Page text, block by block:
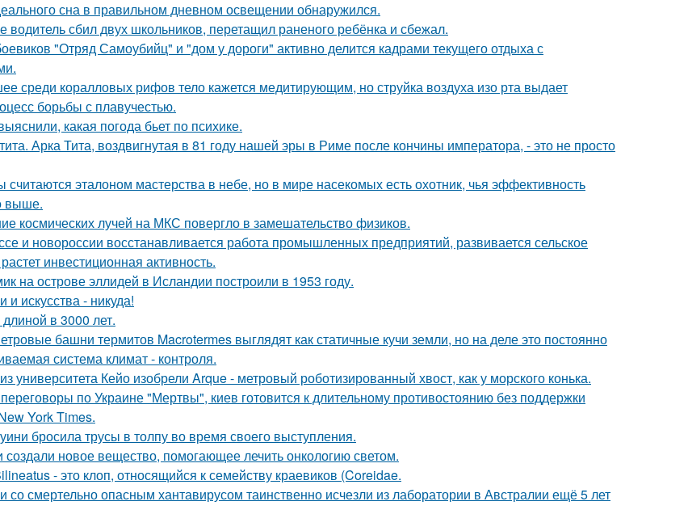
сна в правильном дневном освещении обнаружился.
водитель сбил двух школьников, перетащил раненого ребёнка и сбежал.
"Отряд Самоубийц" и "дом у дороги" активно делится кадрами текущего отдыха с
среди коралловых рифов тело кажется медитирующим, но струйка воздуха изо рта выдает
борьбы с плавучестью.
какая погода бьет по психике.
Арка Тита, воздвигнутая в 81 году нашей эры в Риме после кончины императора, - это не просто
считаются эталоном мастерства в небе, но в мире насекомых есть охотник, чья эффективность
выше.
космических лучей на МКС повергло в замешательство физиков.
и новороссии восстанавливается работа промышленных предприятий, развивается сельское
инвестиционная активность.
на острове эллидей в Исландии построили в 1953 году.
и искусства - никуда!
в 3000 лет.
башни термитов Macrotermes выглядят как статичные кучи земли, но на деле это постоянно
система климат - контроля.
университета Кейо изобрели Arque - метровый роботизированный хвост, как у морского конька.
по Украине "Мертвы", киев готовится к длительному противостоянию без поддержки
York Times.
бросила трусы в толпу во время своего выступления.
создали новое вещество, помогающее лечить онкологию светом.
- это клоп, относящийся к семейству краевиков (Coreidae.
со смертельно опасным хантавирусом таинственно исчезли из лаборатории в Австралии ещё 5 лет